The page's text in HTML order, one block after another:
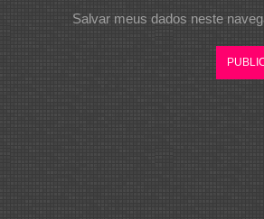
Salvar meus dados neste